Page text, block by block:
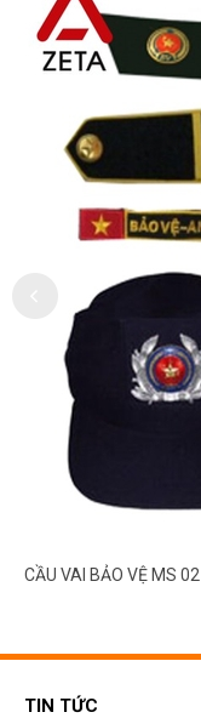
CẦU VAI BẢO VỆ MS 02
TIN TỨC